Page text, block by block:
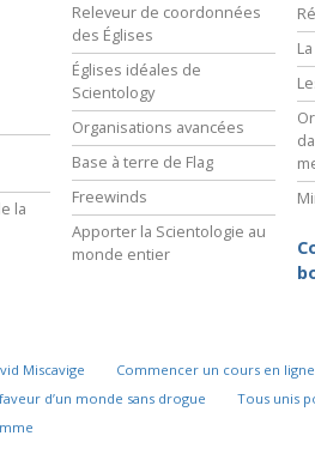
la
Releveur de coordonnées
des Églises
Églises idéales de
Scientology
Organisations avancées
Base à terre de Flag
Freewinds
Apporter la Scientologie au
monde entier
Miscavige Commencer un cours en ligne
d’un monde sans drogue
Tous unis